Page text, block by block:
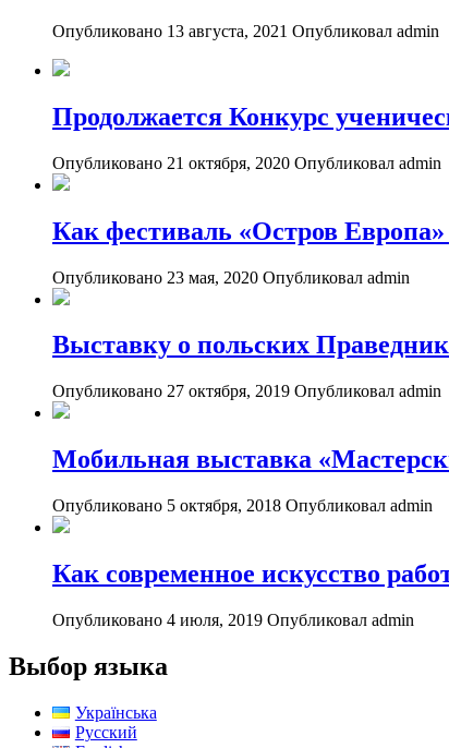
Опубликовано 13 августа, 2021 Опубликовал admin
Продолжается Конкурс
Опубликовано 21 октября, 2020 Опубликовал admin
Как фестиваль «Остров
Опубликовано 23 мая, 2020 Опубликовал admin
Выставку о польских
Опубликовано 27 октября, 2019 Опубликовал admin
Мобильная выставка
Опубликовано 5 октября, 2018 Опубликовал admin
Как современное искусство
Опубликовано 4 июля, 2019 Опубликовал admin
Выбор языка
Українська
Русский